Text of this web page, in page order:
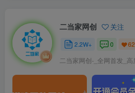
二当家网创 关注
2.2W+ 0 62